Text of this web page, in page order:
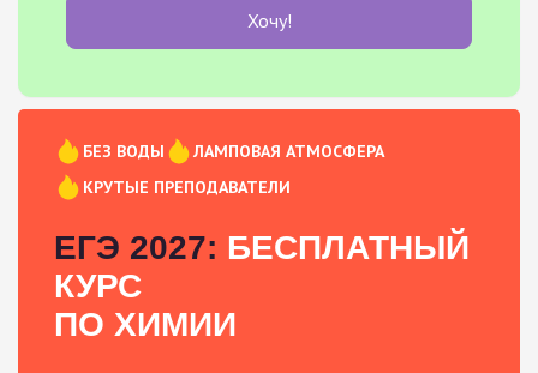
Хочу!
БЕЗ ВОДЫ
ЛАМПОВАЯ АТМОСФЕРА
КРУТЫЕ ПРЕПОДАВАТЕЛИ
ЕГЭ 2027: БЕСПЛАТНЫЙ
КУРС
ПО ХИМИИ